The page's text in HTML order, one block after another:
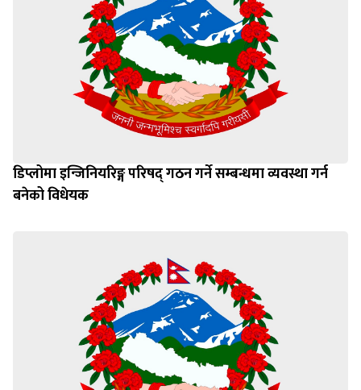
डिप्लोमा इन्जिनियरिङ्ग परिषद् गठन गर्ने सम्बन्धमा व्यवस्था गर्न
बनेको विधेयक